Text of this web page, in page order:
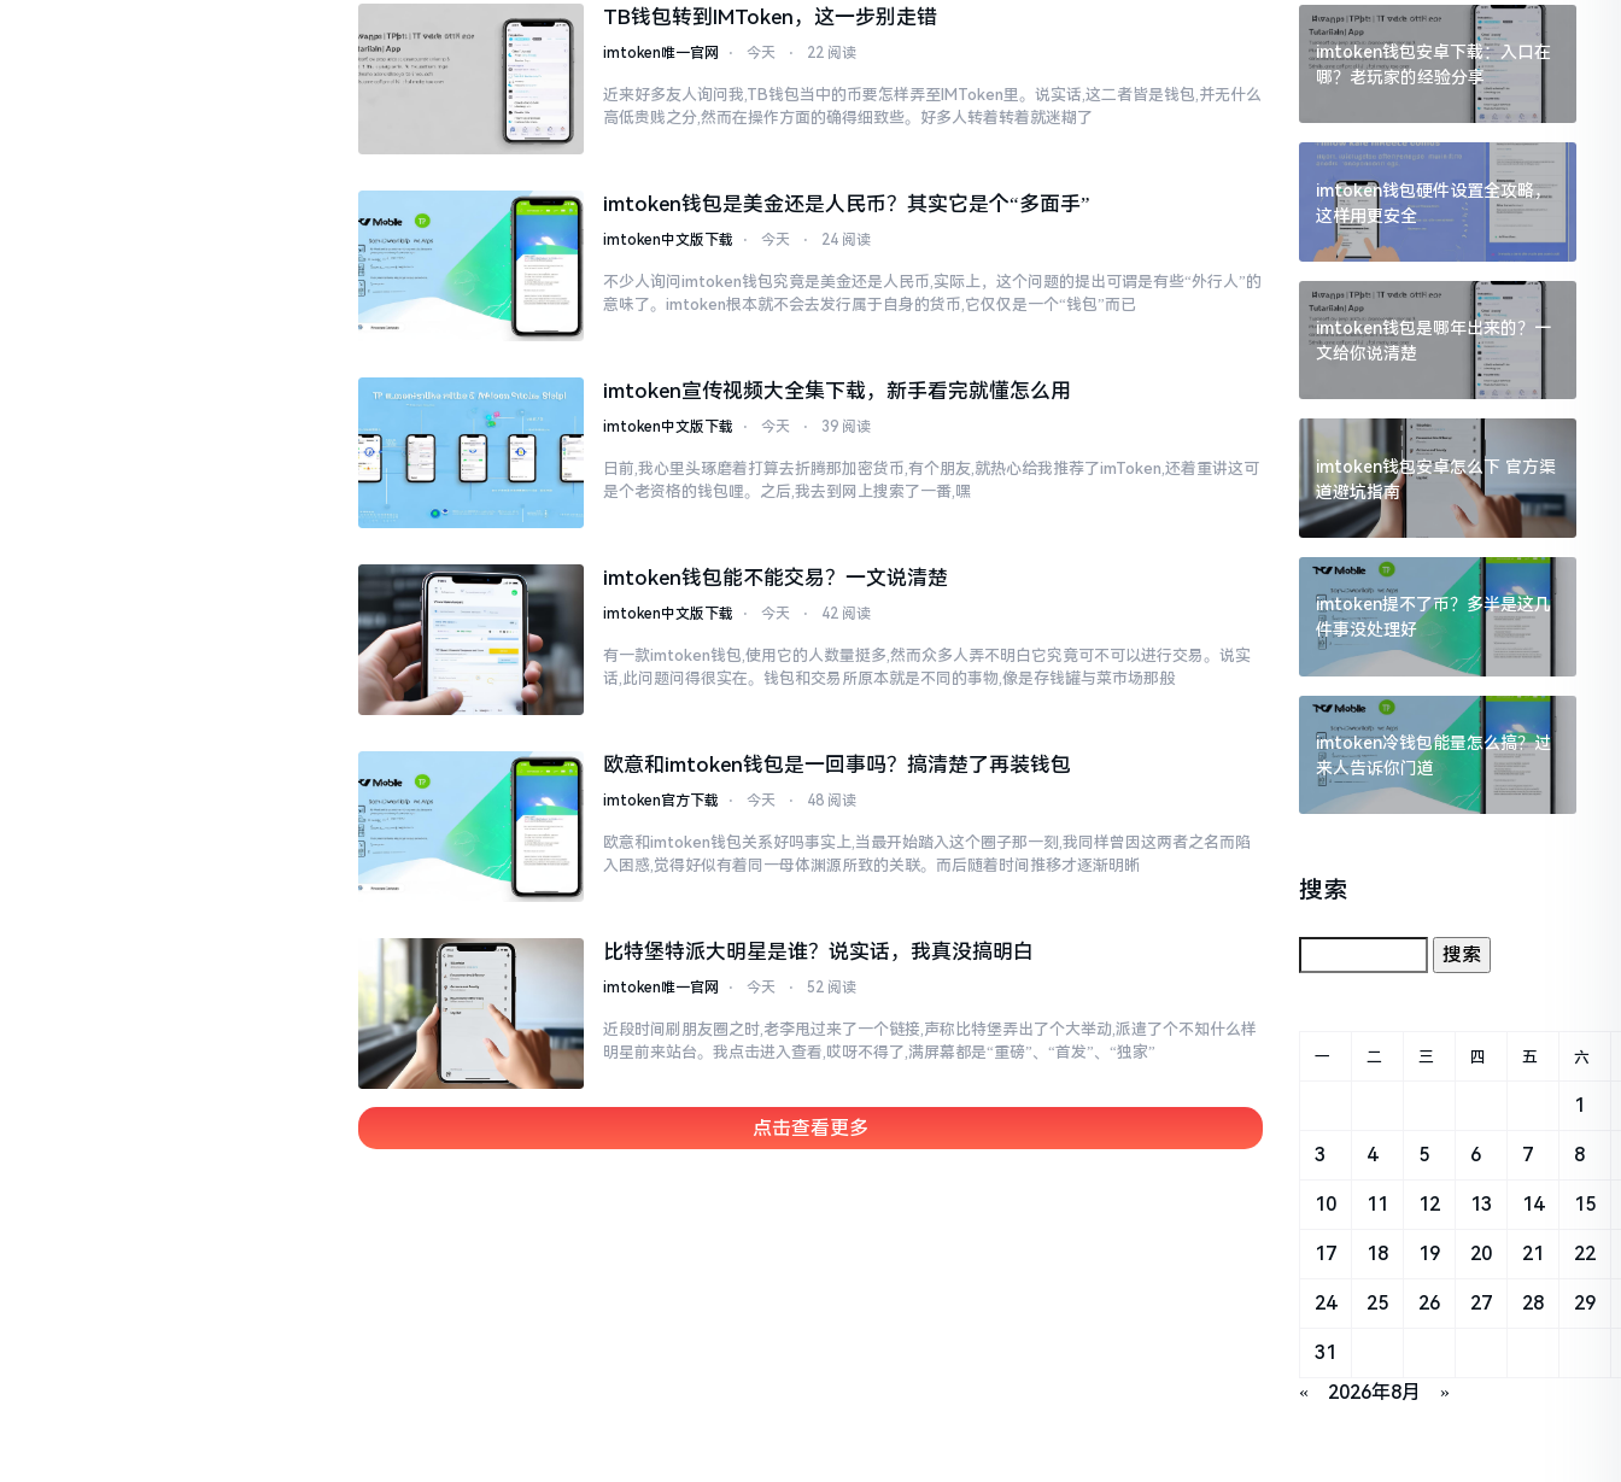
TB钱包转到IMToken，这一步别走错
imtoken唯一官网 ⋅ 今天 ⋅ 22 阅读
近来好多友人询问我,TB钱包当中的币要怎样弄至IMToken里。说实话,这二者皆是钱包,并无什么
高低贵贱之分,然而在操作方面的确得细致些。好多人转着转着就迷糊了
imtoken钱包是美金还是人民币？其实它是个“多面手”
imtoken中文版下载 ⋅ 今天 ⋅ 24 阅读
不少人询问imtoken钱包究竟是美金还是人民币,实际上，这个问题的提出可谓是有些“外行人”的
意味了。imtoken根本就不会去发行属于自身的货币,它仅仅是一个“钱包”而已
imtoken宣传视频大全集下载，新手看完就懂怎么用
imtoken中文版下载 ⋅ 今天 ⋅ 39 阅读
日前,我心里头琢磨着打算去折腾那加密货币,有个朋友,就热心给我推荐了imToken,还着重讲这可
是个老资格的钱包哩。之后,我去到网上搜索了一番,嘿
imtoken钱包能不能交易？一文说清楚
imtoken中文版下载 ⋅ 今天 ⋅ 42 阅读
有一款imtoken钱包,使用它的人数量挺多,然而众多人弄不明白它究竟可不可以进行交易。说实
话,此问题问得很实在。钱包和交易所原本就是不同的事物,像是存钱罐与菜市场那般
欧意和imtoken钱包是一回事吗？搞清楚了再装钱包
imtoken官方下载 ⋅ 今天 ⋅ 48 阅读
欧意和imtoken钱包关系好吗事实上,当最开始踏入这个圈子那一刻,我同样曾因这两者之名而陷
入困惑,觉得好似有着同一母体渊源所致的关联。而后随着时间推移才逐渐明晰
比特堡特派大明星是谁？说实话，我真没搞明白
imtoken唯一官网 ⋅ 今天 ⋅ 52 阅读
近段时间刷朋友圈之时,老李甩过来了一个链接,声称比特堡弄出了个大举动,派遣了个不知什么样
明星前来站台。我点击进入查看,哎呀不得了,满屏幕都是“重磅”、“首发”、“独家”
点击查看更多
imtoken钱包安卓下载：入口在
哪？老玩家的经验分享
imtoken钱包硬件设置全攻略，
这样用更安全
imtoken钱包是哪年出来的？一
文给你说清楚
imtoken钱包安卓怎么下 官方渠
道避坑指南
imtoken提不了币？多半是这几
件事没处理好
imtoken冷钱包能量怎么搞？过
来人告诉你门道
搜索
« 2026年8月 »
一 二 三 四 五 六
1
3 4 5 6 7 8
10 11 12 13 14 15
17 18 19 20 21 22
24 25 26 27 28 29
31